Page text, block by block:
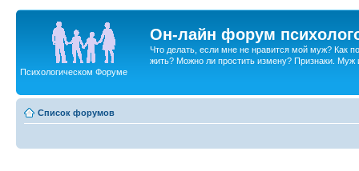
Он-лайн форум
Что делать, если мне не нравится мой муж? Как
жить? Можно ли простить измену? Признаки. Муж
Психологическом Форуме
Список форумов